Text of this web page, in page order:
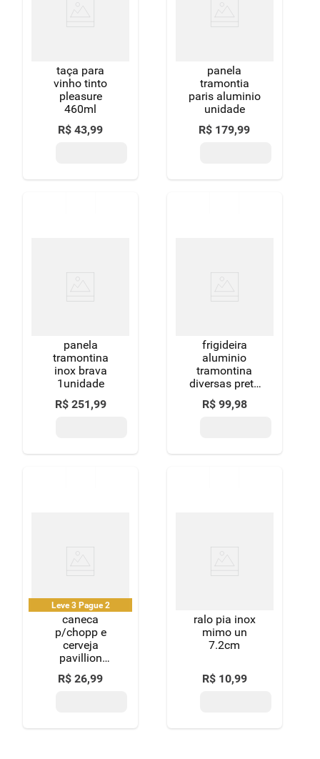
taça para
vinho tinto
pleasure
460ml
R$ 43,99
panela
tramontia
paris aluminio
unidade
R$ 179,99
panela
tramontina
inox brava
1unidade
R$ 251,99
frigideira
aluminio
tramontina
diversas preta
bordo
R$ 99,98
Leve 3 Pague 2
caneca
p/chopp e
cerveja
pavillion
300ml
R$ 26,99
ralo pia inox
mimo un
7.2cm
R$ 10,99